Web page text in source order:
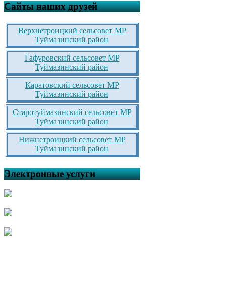
Сайты наших друзей
Верхнетроицкий сельсовет МР
Туймазинский район
Гафуровский сельсовет МР
Туймазинский район
Каратовский сельсовет МР
Туймазинский район
Старотуймазинский сельсовет МР
Туймазинский район
Нижнетроицкий сельсовет МР
Туймазинский район
Электронные услуги